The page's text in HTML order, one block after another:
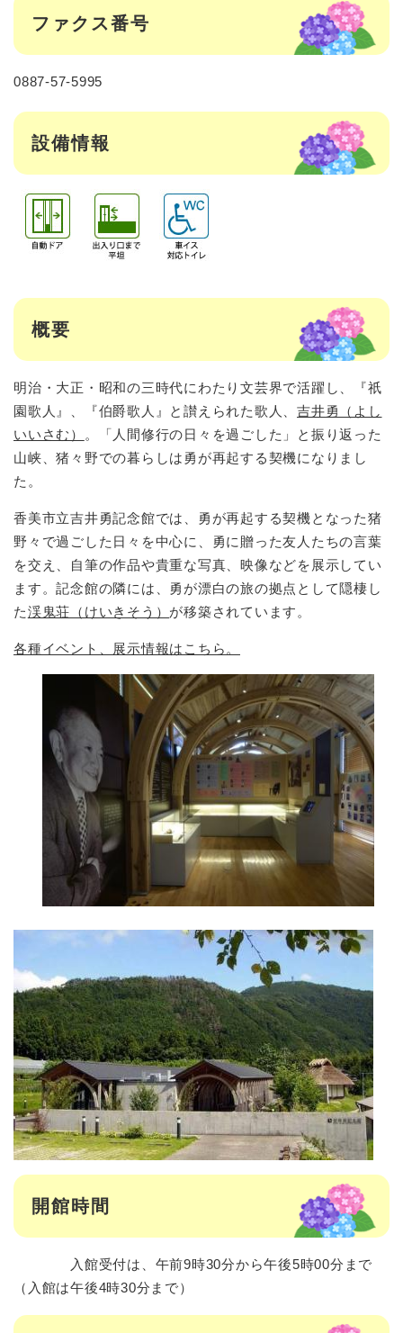
ファクス番号
0887-57-5995
設備情報
概要
明治・大正・昭和の三時代にわたり文芸界で活躍し、『祇
園歌人』、『伯爵歌人』と讃えられた歌人、 吉井勇（よし
いいさむ）
。「人間修行の日々を過ごした」と振り返った
山峡、猪々野での暮らしは勇が再起する契機になりまし
た。
香美市立吉井勇記念館では、勇が再起する契機となった猪
野々で過ごした日々を中心に、勇に贈った友人たちの言葉
を交え、自筆の作品や貴重な写真、映像などを展示してい
ます。記念館の隣には、勇が漂白の旅の拠点として隠棲し
た渓鬼荘（けいきそう） が移築されています。
各種イベント、展示情報はこちら。
開館時間
入館受付は、午前9時30分から午後5時00分まで
（入館は午後4時30分まで）